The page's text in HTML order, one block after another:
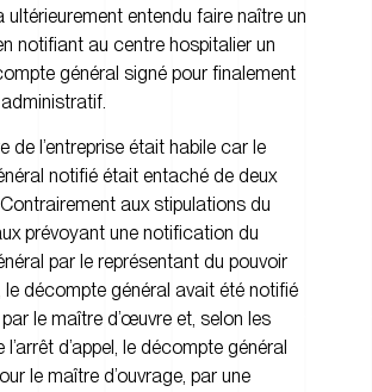
ultérieurement entendu faire naître un
notifiant au centre hospitalier un
général signé pour finalement
de l’entreprise était habile car le
notifié était entaché de deux
aux stipulations du
prévoyant une notification du
par le représentant du pouvoir
le décompte général avait été notifié
par le maître d’œuvre et, selon les
d’appel, le décompte général
le maître d’ouvrage, par une